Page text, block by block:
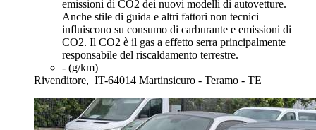
emissioni di CO2 dei nuovi modelli di autovetture.
Anche stile di guida e altri fattori non tecnici
influiscono su consumo di carburante e emissioni di
CO2. Il CO2 è il gas a effetto serra principalmente
responsabile del riscaldamento terrestre.
- (g/km)
Rivenditore, IT-64014 Martinsicuro - Teramo - TE